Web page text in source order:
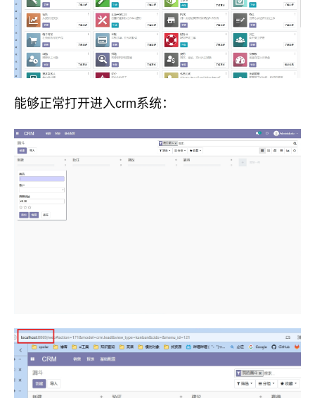
能够正常打开进入crm系统：